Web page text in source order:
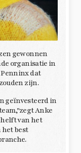
gewonnen
organisatie in
Penninx dat
zijn.
geïnvesteerd in
Anke
van het
het best